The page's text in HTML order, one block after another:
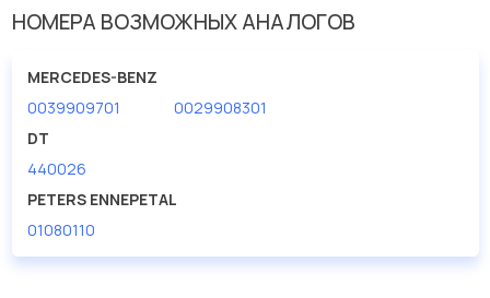
У данной детали есть аналоги с номерами, убедитесь сами.
Евродеталь представлены в большом ассортименте.
Мы продаем сертифицированные колодки тормозные
дисковые с гарантией от производителя TRUCKTEC.
Производитель
НОМЕРА ВОЗМОЖНЫХ АНАЛОГОВ
MERCEDES-BENZ
0039909701
0029908301
DT
440026
PETERS ENNEPETAL
01080110